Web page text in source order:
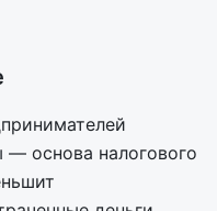
основа налогового